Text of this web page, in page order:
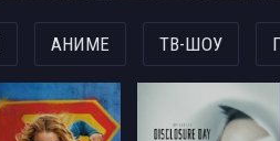
АНИМЕ ТВ-ШОУ